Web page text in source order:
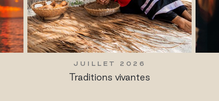
JUILLET 2026
Bohemian Reverie